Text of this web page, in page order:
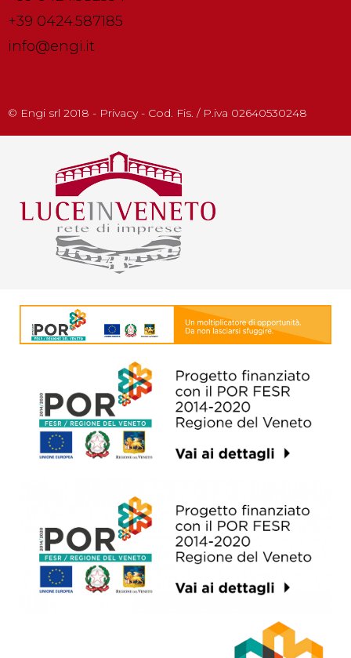
+39 0424.587185
info@engi.it
© Engi srl 2018 - Privacy - Cod. Fis. / P.iva 02640530248